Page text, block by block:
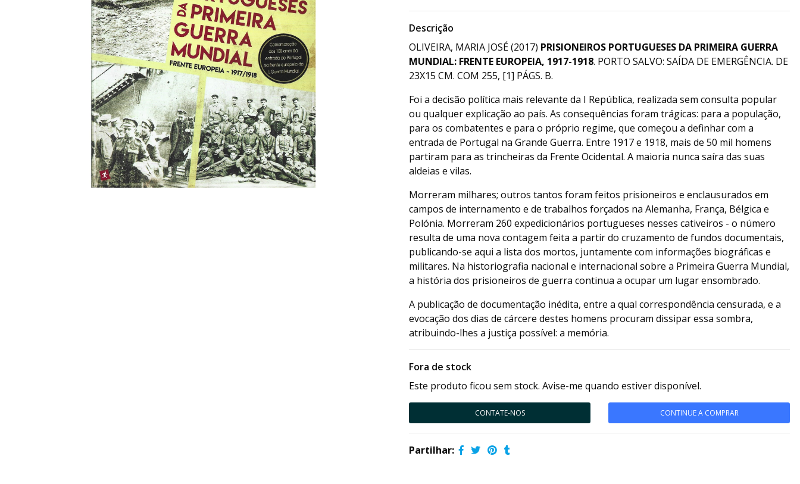
Descrição
OLIVEIRA, MARIA JOSÉ (2017) PRISIONEIROS PORTUGUESES DA PRIMEIRA GUERRA
MUNDIAL: FRENTE EUROPEIA, 1917-1918. PORTO SALVO: SAÍDA DE EMERGÊNCIA. DE
23X15 CM. COM 255, [1] PÁGS. B.
Foi a decisão política mais relevante da I República, realizada sem consulta popular
ou qualquer explicação ao país. As consequências foram trágicas: para a população,
para os combatentes e para o próprio regime, que começou a definhar com a
entrada de Portugal na Grande Guerra. Entre 1917 e 1918, mais de 50 mil homens
partiram para as trincheiras da Frente Ocidental. A maioria nunca saíra das suas
aldeias e vilas.
Morreram milhares; outros tantos foram feitos prisioneiros e enclausurados em
campos de internamento e de trabalhos forçados na Alemanha, França, Bélgica e
Polónia. Morreram 260 expedicionários portugueses nesses cativeiros - o número
resulta de uma nova contagem feita a partir do cruzamento de fundos documentais,
publicando-se aqui a lista dos mortos, juntamente com informações biográficas e
militares. Na historiografia nacional e internacional sobre a Primeira Guerra Mundial,
a história dos prisioneiros de guerra continua a ocupar um lugar ensombrado.
A publicação de documentação inédita, entre a qual correspondência censurada, e a
evocação dos dias de cárcere destes homens procuram dissipar essa sombra,
atribuindo-lhes a justiça possível: a memória.
Fora de stock
Este produto ficou sem stock. Avise-me quando estiver disponível.
CONTATE-NOS CONTINUE A COMPRAR
Partilhar: